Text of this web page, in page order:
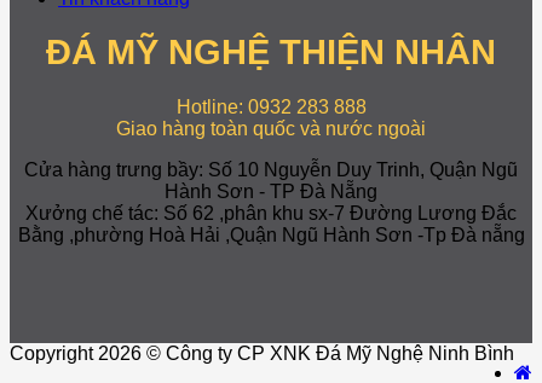
ĐÁ MỸ NGHỆ THIỆN NHÂN
Hotline: 0932 283 888
Giao hàng toàn quốc và nước ngoài
Cửa hàng trưng bầy: Số 10 Nguyễn Duy Trinh, Quận Ngũ
Hành Sơn - TP Đà Nẵng
Xưởng chế tác: Số 62 ,phân khu sx-7 Đường Lương Đắc
Bằng ,phường Hoà Hải ,Quận Ngũ Hành Sơn -Tp Đà nẵng
Copyright 2026 © Công ty CP XNK Đá Mỹ Nghệ Ninh Bình